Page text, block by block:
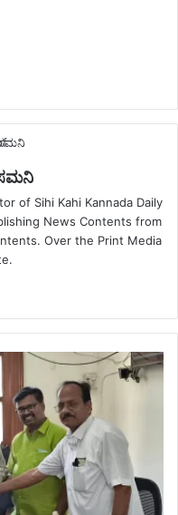
of Sihi Kahi Kannada Daily
News Contents from
Over the Print Media